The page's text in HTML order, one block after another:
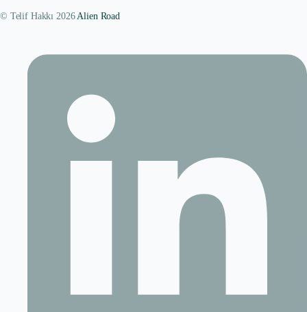
© Telif Hakkı 2026 Alien Road